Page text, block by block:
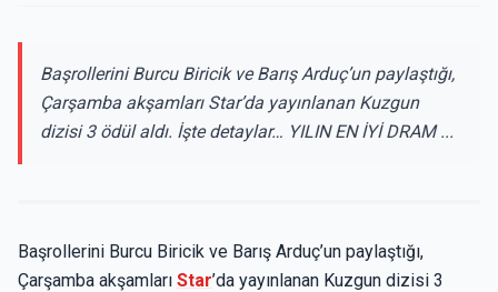
Başrollerini Burcu Biricik ve Barış Arduç’un paylaştığı,
Çarşamba akşamları Star’da yayınlanan Kuzgun
dizisi 3 ödül aldı. İşte detaylar… YILIN EN İYİ DRAM ...
Başrollerini Burcu Biricik ve Barış Arduç’un paylaştığı,
Çarşamba akşamları Star’da yayınlanan Kuzgun dizisi 3